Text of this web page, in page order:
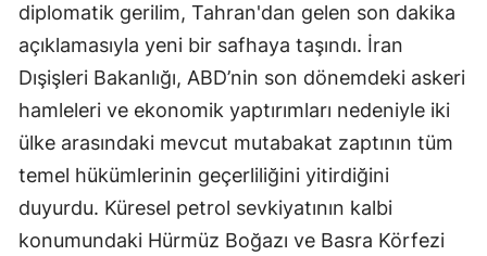
diplomatik gerilim, Tahran'dan gelen son dakika
açıklamasıyla yeni bir safhaya taşındı. İran
Dışişleri Bakanlığı, ABD’nin son dönemdeki askeri
hamleleri ve ekonomik yaptırımları nedeniyle iki
ülke arasındaki mevcut mutabakat zaptının tüm
temel hükümlerinin geçerliliğini yitirdiğini
duyurdu. Küresel petrol sevkiyatının kalbi
konumundaki Hürmüz Boğazı ve Basra Körfezi